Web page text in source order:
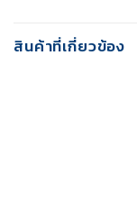
สินค้าที่เกี่ยวข้อง